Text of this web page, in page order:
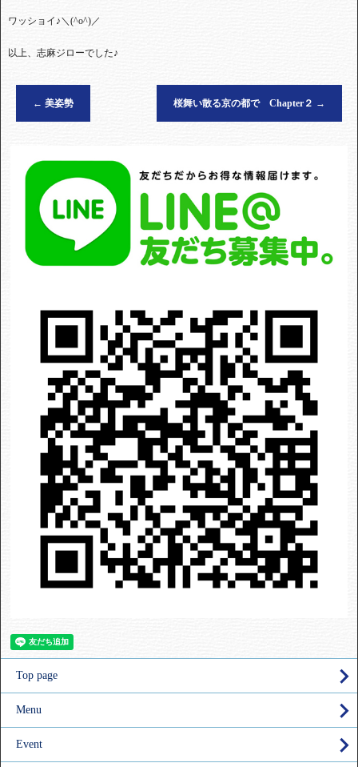
ワッショイ♪＼(^o^)／
以上、志麻ジローでした♪
← 美姿勢 桜舞い散る京の都で Chapter２ →
Top page
Menu
Event